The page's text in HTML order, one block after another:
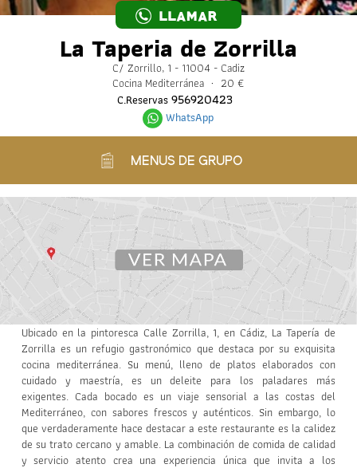
LLAMAR
La Taperia de Zorrilla
C/ Zorrillo, 1 - 11004 - Cadiz
Cocina Mediterránea · 20 €
C.Reservas956920423
WhatsApp
MENUS DE GRUPO
Ubicado en la pintoresca Calle Zorrilla, 1, en Cádiz, La Tapería de
Zorrilla es un refugio gastronómico que destaca por su exquisita
cocina mediterránea. Su menú, lleno de platos elaborados con
cuidado y maestría, es un deleite para los paladares más
exigentes. Cada bocado es un viaje sensorial a las costas del
Mediterráneo, con sabores frescos y auténticos. Sin embargo, lo
que verdaderamente hace destacar a este restaurante es la calidez
de su trato cercano y amable. La combinación de comida de calidad
y servicio atento crea una experiencia única que invita a los